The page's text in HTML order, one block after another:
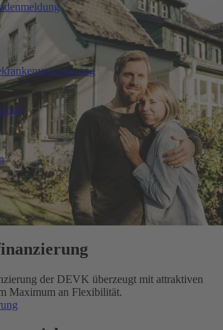
der DEVK überzeugt mit attraktiven
Maximum an Flexibilität.